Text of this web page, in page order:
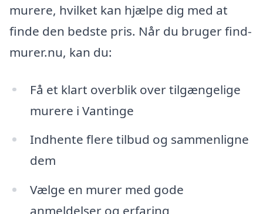
murere, hvilket kan hjælpe dig med at
finde den bedste pris. Når du bruger find-
murer.nu, kan du:
Få et klart overblik over tilgængelige
murere i Vantinge
Indhente flere tilbud og sammenligne
dem
Vælge en murer med gode
anmeldelser og erfaring